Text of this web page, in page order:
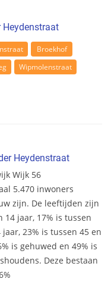
Broekhof
Wipmolenstraat
Heydenstraat
Wijk 56
5.470 inwoners
zijn. De leeftijden zijn
14 jaar, 17% is tussen
23% is tussen 45 en
is gehuwed en 49% is
Deze bestaan